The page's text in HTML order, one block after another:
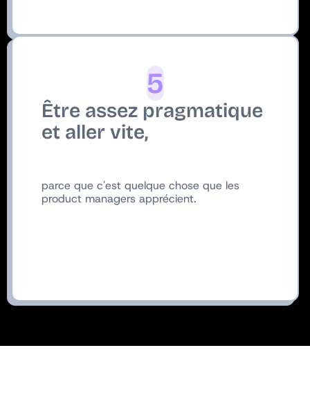
5
Être assez pragmatique
et aller vite,
parce que c'est quelque chose que les
product managers apprécient.